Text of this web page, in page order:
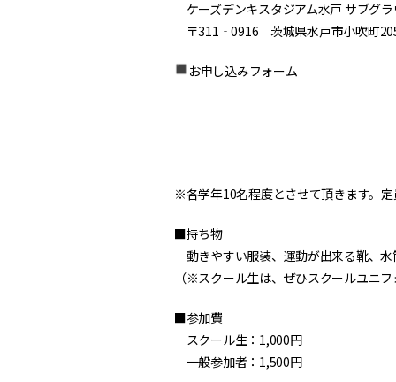
ケーズデンキスタジアム水戸 サブグ
〒311‐0916 茨城県水戸市小吹町
お申し込みフォーム
※各学年10名程度とさせて頂きます。
■持ち物
動きやすい服装、運動が出来る靴、水
（※スクール生は、ぜひスクールユニ
■参加費
スクール生：1,000円
一般参加者：1,500円